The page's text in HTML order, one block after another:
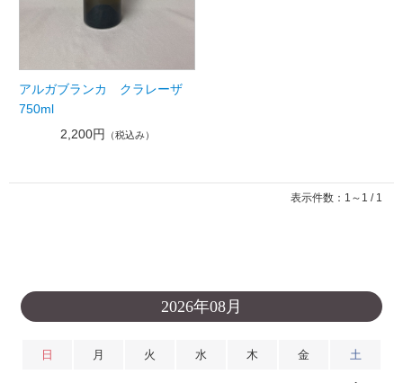
アルガブランカ クラレーザ
750ml
2,200円
（税込み）
表示件数：1～1 / 1
2026年08月
日 月 火 水 木 金 土